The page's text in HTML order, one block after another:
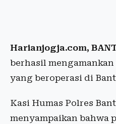
Harianjogja.com,
berhasil
yang beroperasi di
Kasi Humas Polres
menyampaikan bahwa